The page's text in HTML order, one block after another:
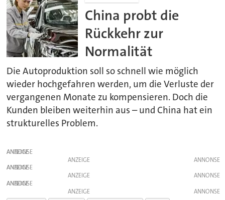
China probt die
Rückkehr zur
Normalität
Die Autoproduktion soll so schnell wie möglich
wieder hochgefahren werden, um die Verluste der
vergangenen Monate zu kompensieren. Doch die
Kunden bleiben weiterhin aus – und China hat ein
strukturelles Problem.
ANZEIGE
ANZEIGE
ANZEIGE
ANZEIGE
ANZEIGE
ANZEIGE